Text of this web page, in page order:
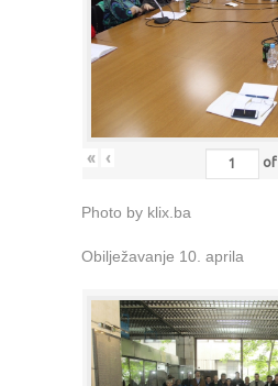
« ‹ of
Photo by klix.ba
Obilježavanje 10. aprila